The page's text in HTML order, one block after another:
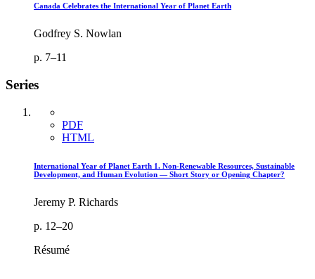
Canada Celebrates the International Year of Planet Earth
Godfrey S. Nowlan
p. 7–11
Series
PDF
HTML
International Year of Planet Earth 1. Non-Renewable Resources, Sustainable
Development, and Human Evolution — Short Story or Opening Chapter?
Jeremy P. Richards
p. 12–20
Résumé